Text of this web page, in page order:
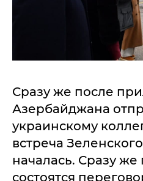
Сразу же после
Азербайджана
украинскому
встреча
началась. Сразу же
состоятся